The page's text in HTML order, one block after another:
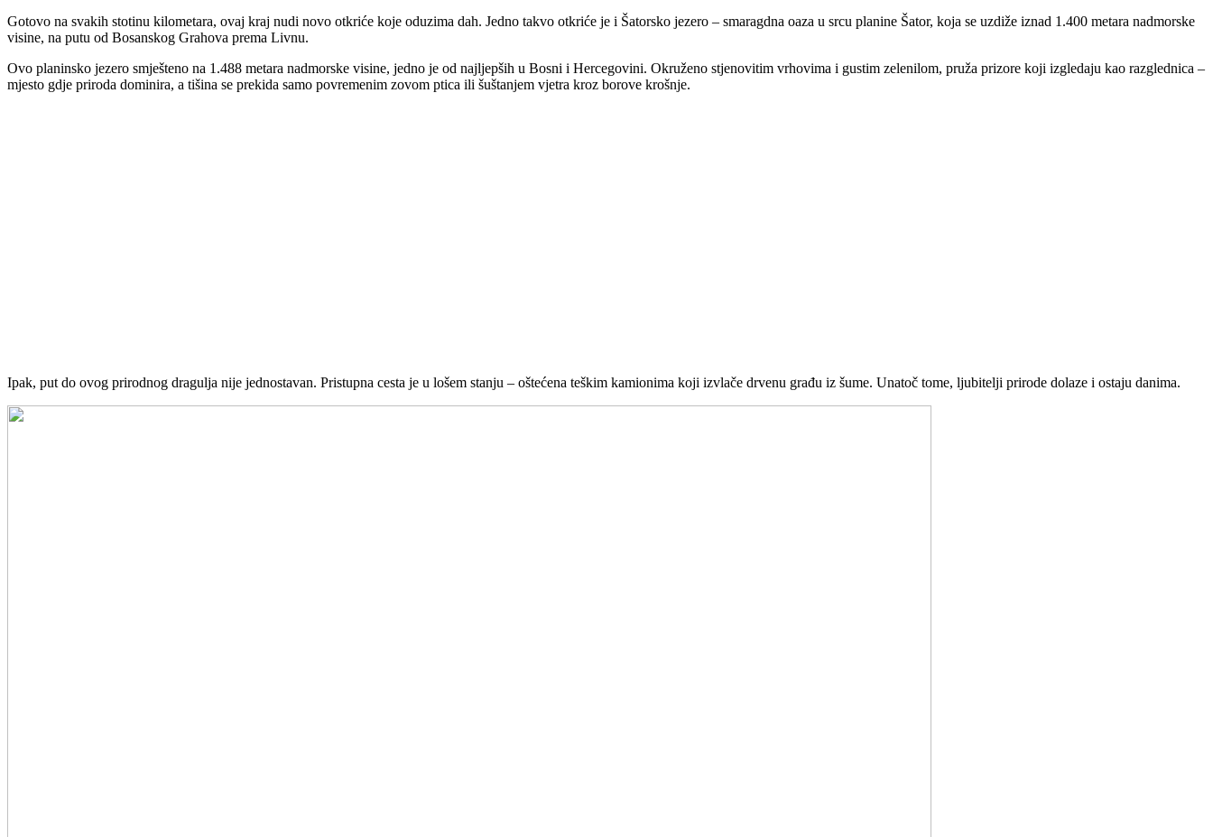
Gotovo na svakih stotinu kilometara, ovaj kraj nudi novo otkriće koje oduzima dah. Jedno takvo otkriće je i Šatorsko jezero – smaragdna oaza u srcu planine Šator, koja se uzdiže iznad 1.400 metara nadmorske
visine, na putu od Bosanskog Grahova prema Livnu.
Ovo planinsko jezero smješteno na 1.488 metara nadmorske visine, jedno je od najljepših u Bosni i Hercegovini. Okruženo stjenovitim vrhovima i gustim zelenilom, pruža prizore koji izgledaju kao razglednica –
mjesto gdje priroda dominira, a tišina se prekida samo povremenim zovom ptica ili šuštanjem vjetra kroz borove krošnje.
Ipak, put do ovog prirodnog dragulja nije jednostavan. Pristupna cesta je u lošem stanju – oštećena teškim kamionima koji izvlače drvenu građu iz šume. Unatoč tome, ljubitelji prirode dolaze i ostaju danima.